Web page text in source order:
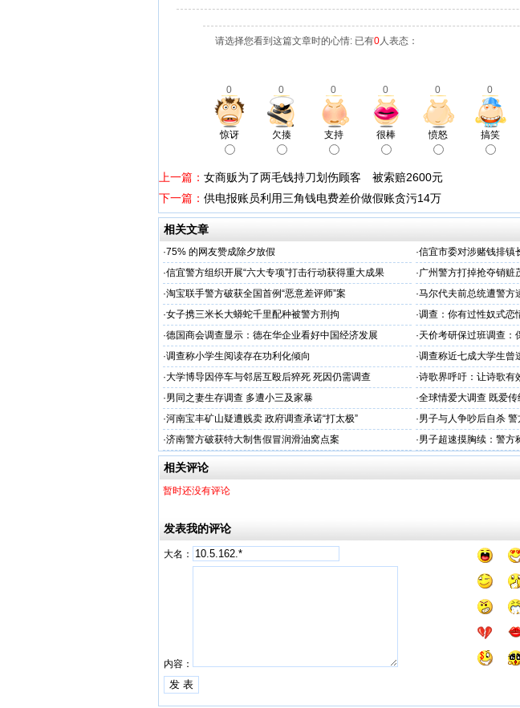
请选择您看到这篇文章时的心情: 已有0人表态：
0 0 0 0 0 0
惊讶 欠揍 支持 很棒 愤怒 搞笑
上一篇： 女商贩为了两毛钱持刀划伤顾客 被索赔2600元
下一篇： 供电报账员利用三角钱电费差价做假账贪污14万
相关文章
·75% 的网友赞成除夕放假 ·信宜市委对涉赌钱排镇
·信宜警方组织开展“六大专项”打击行动获得重大成果 ·广州警方打掉抢夺销赃
·淘宝联手警方破获全国首例“恶意差评师”案 ·马尔代夫前总统遭警方
·女子携三米长大蟒蛇千里配种被警方刑拘 ·调查：你有过性奴式恋
·德国商会调查显示：德在华企业看好中国经济发展 ·天价考研保过班调查：
·调查称小学生阅读存在功利化倾向 ·调查称近七成大学生曾
·大学博导因停车与邻居互殴后猝死 死因仍需调查 ·诗歌界呼吁：让诗歌有
·男同之妻生存调查 多遭小三及家暴 ·全球情爱大调查 既爱
·河南宝丰矿山疑遭贱卖 政府调查承诺“打太极” ·男子与人争吵后自杀 警
·济南警方破获特大制售假冒润滑油窝点案 ·男子超速摸胸续：警方
相关评论
暂时还没有评论
发表我的评论
大名：
内容：